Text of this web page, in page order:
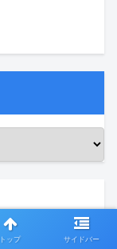
トップ サイドバー